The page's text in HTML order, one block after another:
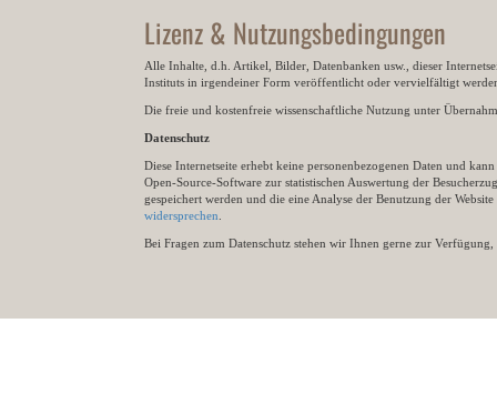
Lizenz & Nutzungsbedingungen
Alle Inhalte, d.h. Artikel, Bilder, Datenbanken usw., dieser
Instituts in irgendeiner Form veröffentlicht oder vervielfältigt
Die freie und kostenfreie wissenschaftliche Nutzung unter
Datenschutz
Diese Internetseite erhebt keine personenbezogenen Daten und
Open-Source-Software zur statistischen Auswertung der
gespeichert werden und die eine Analyse der Benutzung der
widersprechen
Bei Fragen zum Datenschutz stehen wir Ihnen gerne zur